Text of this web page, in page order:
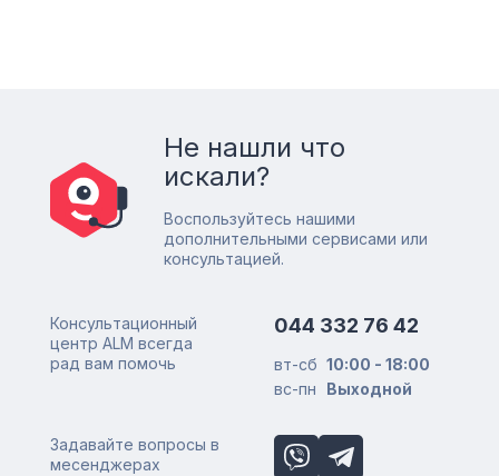
Не нашли что
искали?
Воспользуйтесь нашими
дополнительными сервисами или
консультацией.
Консультационный
центр ALM всегда
рад вам помочь
044 332 76 42
вт-сб 10:00 - 18:00
вс-пн
Выходной
Задавайте вопросы в
месенджерах